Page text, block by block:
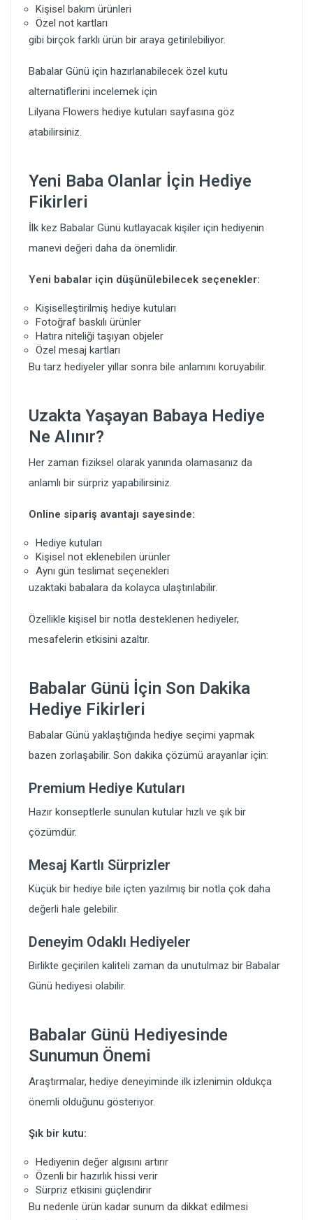
Kişisel bakım ürünleri
Özel not kartları
gibi birçok farklı ürün bir araya getirilebiliyor.
Babalar Günü için hazırlanabilecek özel kutu
alternatiflerini incelemek için
Lilyana Flowers hediye kutuları sayfasına göz
atabilirsiniz.
Yeni Baba Olanlar İçin Hediye
Fikirleri
İlk kez Babalar Günü kutlayacak kişiler için hediyenin
manevi değeri daha da önemlidir.
Yeni babalar için düşünülebilecek seçenekler:
Kişiselleştirilmiş hediye kutuları
Fotoğraf baskılı ürünler
Hatıra niteliği taşıyan objeler
Özel mesaj kartları
Bu tarz hediyeler yıllar sonra bile anlamını koruyabilir.
Uzakta Yaşayan Babaya Hediye
Ne Alınır?
Her zaman fiziksel olarak yanında olamasanız da
anlamlı bir sürpriz yapabilirsiniz.
Online sipariş avantajı sayesinde:
Hediye kutuları
Kişisel not eklenebilen ürünler
Aynı gün teslimat seçenekleri
uzaktaki babalara da kolayca ulaştırılabilir.
Özellikle kişisel bir notla desteklenen hediyeler,
mesafelerin etkisini azaltır.
Babalar Günü İçin Son Dakika
Hediye Fikirleri
Babalar Günü yaklaştığında hediye seçimi yapmak
bazen zorlaşabilir. Son dakika çözümü arayanlar için:
Premium Hediye Kutuları
Hazır konseptlerle sunulan kutular hızlı ve şık bir
çözümdür.
Mesaj Kartlı Sürprizler
Küçük bir hediye bile içten yazılmış bir notla çok daha
değerli hale gelebilir.
Deneyim Odaklı Hediyeler
Birlikte geçirilen kaliteli zaman da unutulmaz bir Babalar
Günü hediyesi olabilir.
Babalar Günü Hediyesinde
Sunumun Önemi
Araştırmalar, hediye deneyiminde ilk izlenimin oldukça
önemli olduğunu gösteriyor.
Şık bir kutu:
Hediyenin değer algısını artırır
Özenli bir hazırlık hissi verir
Sürpriz etkisini güçlendirir
Bu nedenle ürün kadar sunum da dikkat edilmesi